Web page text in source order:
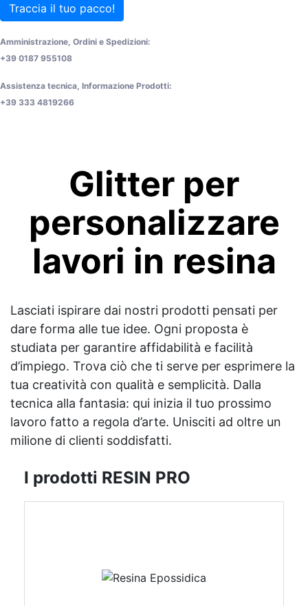
Traccia il tuo pacco!
Amministrazione, Ordini e Spedizioni:
+39 0187 955108
Assistenza tecnica, Informazione Prodotti:
+39 333 4819266
Glitter per
personalizzare
lavori in resina
Lasciati ispirare dai nostri prodotti pensati per
dare forma alle tue idee. Ogni proposta è
studiata per garantire affidabilità e facilità
d’impiego. Trova ciò che ti serve per esprimere la
tua creatività con qualità e semplicità. Dalla
tecnica alla fantasia: qui inizia il tuo prossimo
lavoro fatto a regola d’arte. Unisciti ad oltre un
milione di clienti soddisfatti.
I prodotti RESIN PRO